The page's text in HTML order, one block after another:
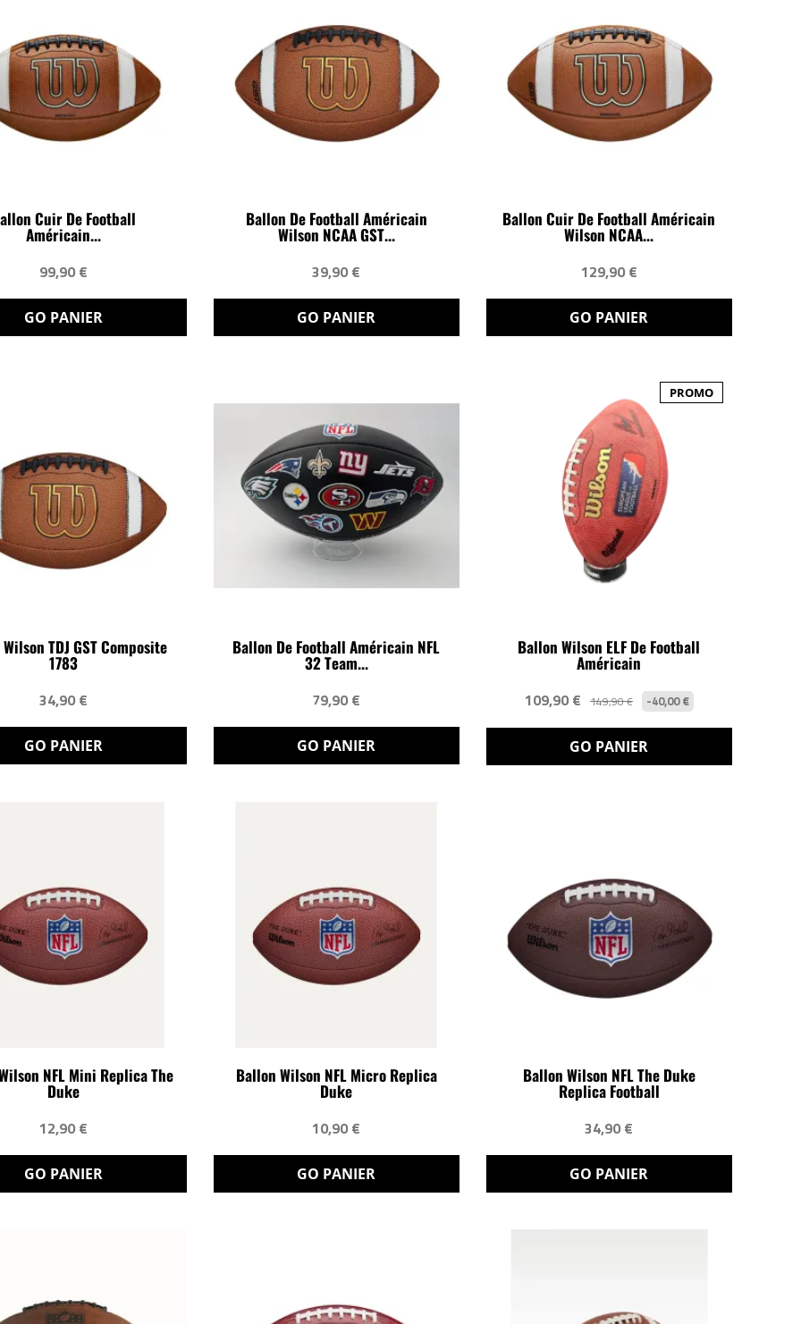
Cuir De Football
Américain...
99,90 €
GO PANIER
Ballon De Football Américain
Wilson NCAA GST...
39,90 €
GO PANIER
Ballon Cuir De Football Américain
Wilson NCAA...
129,90 €
GO PANIER
TDJ GST Composite
1783
34,90 €
GO PANIER
Ballon De Football Américain NFL
32 Team...
79,90 €
GO PANIER
PROMO
Ballon Wilson ELF De Football
Américain
109,90 € 149,90 € -40,00 €
GO PANIER
NFL Mini Replica The
Duke
12,90 €
GO PANIER
Ballon Wilson NFL Micro Replica
Duke
10,90 €
GO PANIER
Ballon Wilson NFL The Duke
Replica Football
34,90 €
GO PANIER